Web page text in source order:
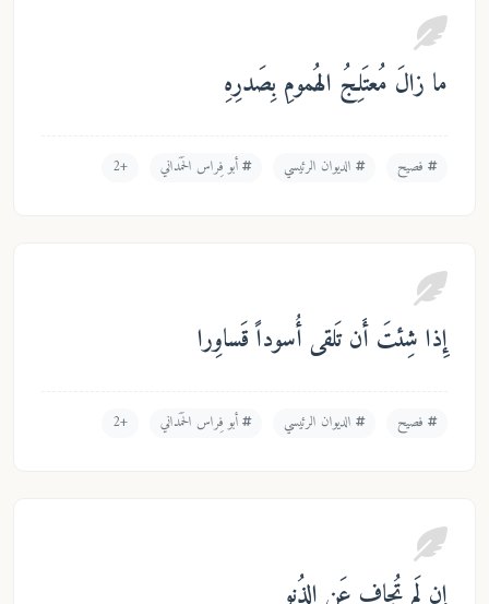
زالَ مُعتَلِجُ الهُمومِ بِصَدرِهِ
الديوان الرئيسي أبو فِراس الحَمَداني +2
شِئتَ أَن تَلقى أُسوداً قَساوِرا
الديوان الرئيسي أبو فِراس الحَمَداني +2